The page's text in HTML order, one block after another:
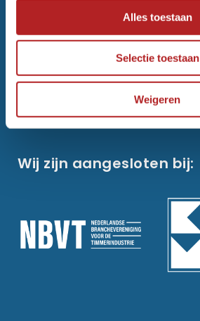
Alles toestaan
Selectie toestaan
Weigeren
Wij zijn aangesloten bij: